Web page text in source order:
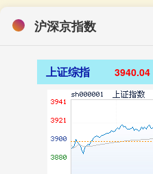
沪深京指数
上证综指 3940.04